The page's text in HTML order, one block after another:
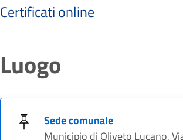
Certificati online
Luogo
Sede comunale
Municipio di Oliveto Lucano,